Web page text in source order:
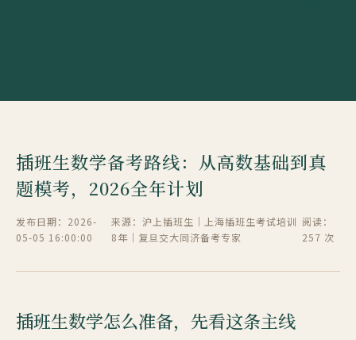
插班生数学备考路线：从高数基础到真
题模考，2026全年计划
发布日期：2026-
05-05 16:00:00
来源：沪上插班生｜上海插班生考试培训
8年｜复旦交大同济备考专家
阅读：
257 次
插班生数学怎么准备，先看这条主线